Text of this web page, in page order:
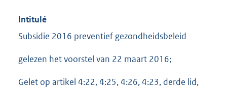
Intitulé
Subsidie 2016 preventief gezondheidsbeleid
gelezen het voorstel van 22 maart 2016;
Gelet op artikel 4:22, 4:25, 4:26, 4:23, derde lid,